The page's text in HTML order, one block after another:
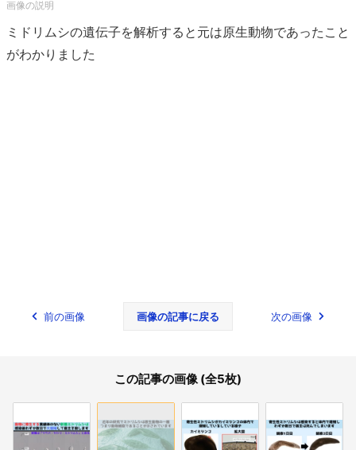
ミドリムシの遺伝子を解析すると元は原生動物であったこと
がわかりました
前の画像 画像の記事に戻る 次の画像
この記事の画像 (全5枚)